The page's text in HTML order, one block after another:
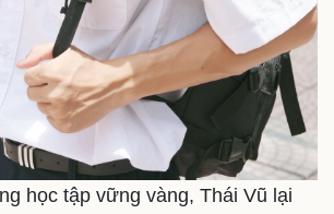
học tập vững vàng, Thái Vũ lại